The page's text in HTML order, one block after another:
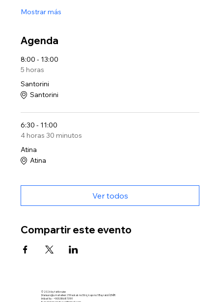
Mostrar más
Agenda
8:00 - 13:00
5 horas
Santorini
Santorini
6:30 - 11:00
4 horas 30 minutos
Atina
Atina
Ver todos
Compartir este evento
© 2026 by tatilcruise
Mansuroğlu mahallesi 259 sokak no:56 iç kapı no:1 Bayraklı/İZMİR
İrtibat No - +905386873191